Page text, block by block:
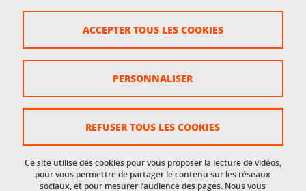
Crédits
Gestion des cookies
Accessibilité : non conforme
Accès réservés
Ce site utilise des cookies pour vous proposer la lecture de vidéos,
pour vous permettre de partager le contenu sur les réseaux
sociaux, et pour mesurer l’audience des pages. Nous vous
ACCEPTER TOUS LES COOKIES
REFUSER TOUS LES COOKIES
PERSONNALISER